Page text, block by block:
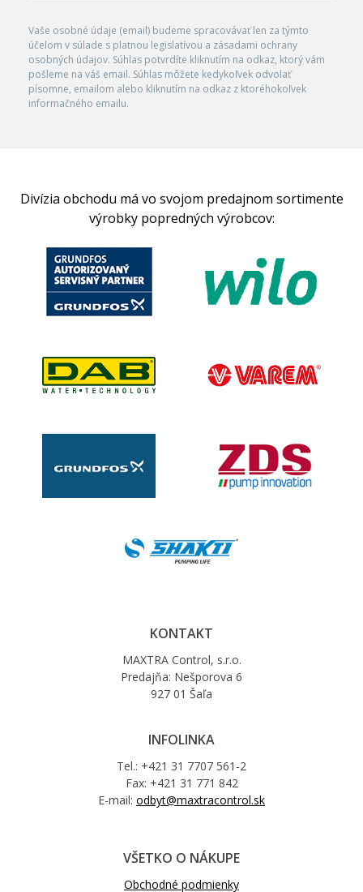
Vaše osobné údaje (email) budeme spracovávať len za týmto
účelom v súlade s platnou legislatívou a zásadami ochrany
osobných údajov. Súhlas potvrdíte kliknutím na odkaz, ktorý vám
pošleme na váš email. Súhlas môžete kedykoľvek odvolať
písomne, emailom alebo kliknutím na odkaz z ktoréhokoľvek
informačného emailu.
Divízia obchodu má vo svojom predajnom sortimente
výrobky popredných výrobcov:
KONTAKT
MAXTRA Control, s.r.o.
Predajňa: Nešporova 6
927 01 Šaľa
INFOLINKA
Tel.: +421 31 7707 561-2
Fax: +421 31 771 842
E-mail: odbyt@maxtracontrol.sk
VŠETKO O NÁKUPE
Obchodné podmienky